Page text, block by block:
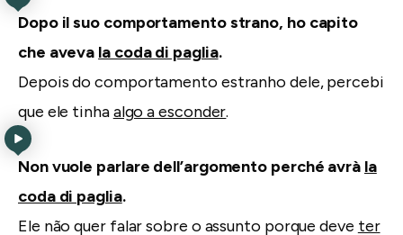
Dopo il suo comportamento strano, ho capito
che aveva la coda di paglia.
Depois do comportamento estranho dele, percebi
que ele tinhaalgo a esconder.
Non vuole parlare dell’argomento perché avrà la
coda di paglia.
Ele não quer falar sobre o assunto porque deve ter